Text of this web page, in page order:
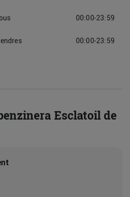
00:00-23:59
00:00-23:59
Esclatoil de